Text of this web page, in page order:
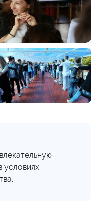
условиях